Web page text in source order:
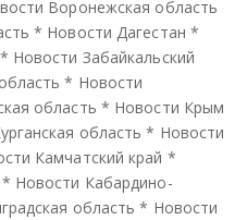
Воронежская область
* Новости Дагестан *
* Новости Забайкальский
* Новости
область * Новости Крым
область * Новости
Камчатский край *
* Новости Кабардино-
область * Новости